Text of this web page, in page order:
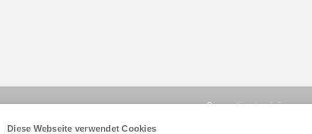
Diese Webseite verwendet Cookies
Compartir esta página: